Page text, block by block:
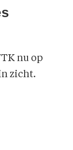
nu op
zicht.